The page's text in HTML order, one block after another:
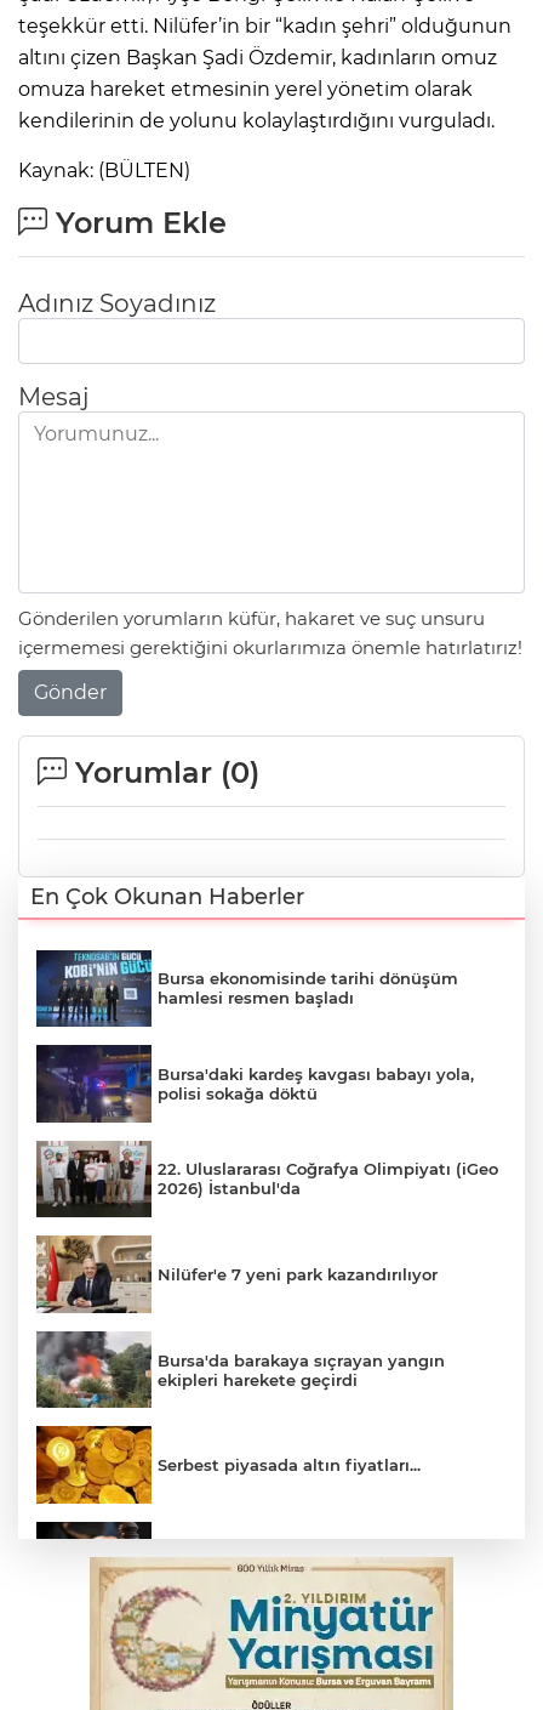
teşekkür etti. Nilüfer’in bir “kadın şehri” olduğunun
altını çizen Başkan Şadi Özdemir, kadınların omuz
omuza hareket etmesinin yerel yönetim olarak
kendilerinin de yolunu kolaylaştırdığını vurguladı.
Kaynak: (BÜLTEN)
Yorum Ekle
Adınız Soyadınız
Mesaj
Gönderilen yorumların küfür, hakaret ve suç unsuru
içermemesi gerektiğini okurlarımıza önemle hatırlatırız!
Gönder
Yorumlar (0)
En Çok Okunan Haberler
Bursa ekonomisinde tarihi dönüşüm
hamlesi resmen başladı
Bursa'daki kardeş kavgası babayı yola,
polisi sokağa döktü
22. Uluslararası Coğrafya Olimpiyatı (iGeo
2026) İstanbul'da
Nilüfer'e 7 yeni park kazandırılıyor
Bursa'da barakaya sıçrayan yangın
ekipleri harekete geçirdi
Serbest piyasada altın fiyatları...
Yargıtay’dan primle çalışanlara müjde
Bursa’da bugün hava nasıl olacak?